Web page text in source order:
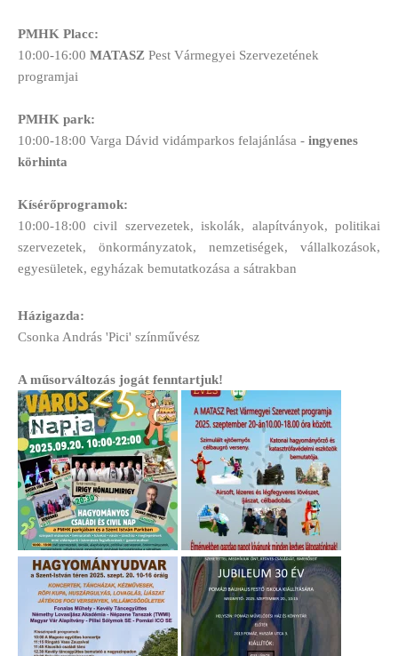
PMHK Placc:
10:00-16:00 MATASZ Pest Vármegyei Szervezetének
programjai
PMHK park:
10:00-18:00 Varga Dávid vidámparkos felajánlása - ingyenes
körhinta
Kísérőprogramok:
10:00-18:00 civil szervezetek, iskolák, alapítványok, politikai
szervezetek, önkormányzatok, nemzetiségek, vállalkozások,
egyesületek, egyházak bemutatkozása a sátrakban
Házigazda:
Csonka András 'Pici' színművész
A műsorváltozás jogát fenntartjuk!